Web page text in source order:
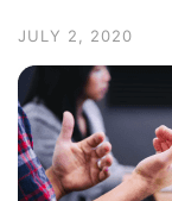
JULY 2, 2020